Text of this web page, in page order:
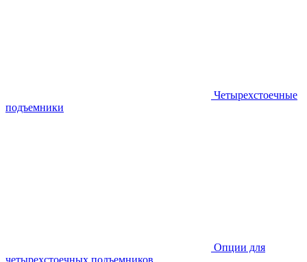
Четырехстоечные
подъемники
Опции для
четырехстоечных подъемников